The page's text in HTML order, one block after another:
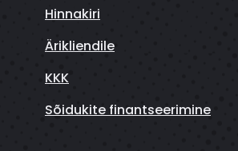
Hinnakiri
Ärikliendile
KKK
Sõidukite finantseerimine